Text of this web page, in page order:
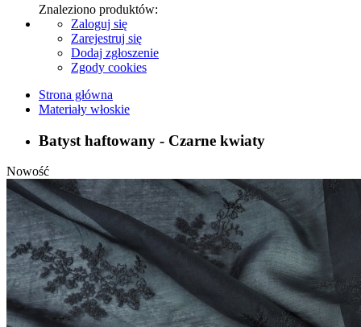
Znaleziono produktów:
Zaloguj się
Zarejestruj się
Dodaj zgłoszenie
Zgody cookies
Strona główna
Materiały włoskie
Batyst haftowany - Czarne kwiaty
Nowość